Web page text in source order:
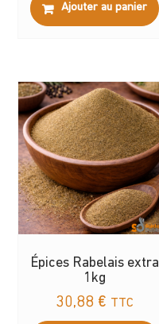
Ajouter au panier
Épices Rabelais extra
1kg
30,88 € TTC